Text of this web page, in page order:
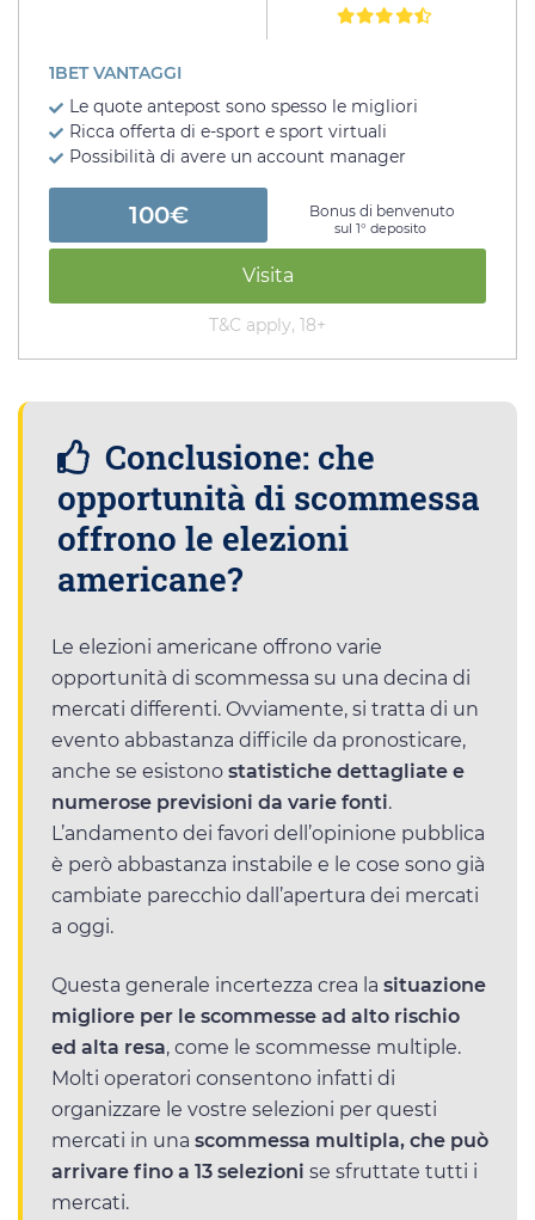
1BET VANTAGGI
Le quote antepost sono spesso le migliori
Ricca offerta di e-sport e sport virtuali
Possibilità di avere un account manager
100€ Bonus di benvenuto
sul 1° deposito
Visita
T&C apply, 18+
Conclusione: che
opportunità di scommessa
offrono le elezioni
americane?
Le elezioni americane offrono varie
opportunità di scommessa su una decina di
mercati differenti. Ovviamente, si tratta di un
evento abbastanza difficile da pronosticare,
anche se esistono statistiche dettagliate e
numerose previsioni da varie fonti.
L’andamento dei favori dell’opinione pubblica
è però abbastanza instabile e le cose sono già
cambiate parecchio dall’apertura dei mercati
a oggi.
Questa generale incertezza crea la situazione
migliore per le scommesse ad alto rischio
ed alta resa, come le scommesse multiple.
Molti operatori consentono infatti di
organizzare le vostre selezioni per questi
mercati in una scommessa multipla, che può
arrivare fino a 13 selezioni se sfruttate tutti i
mercati.